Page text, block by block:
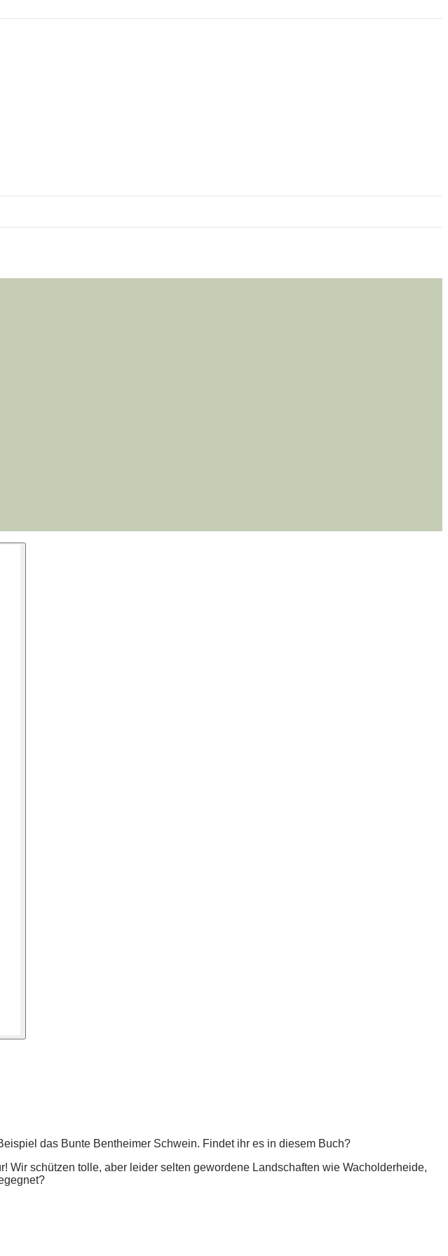
das Bunte Bentheimer Schwein. Findet ihr es in diesem Buch?
schützen tolle, aber leider selten gewordene Landschaften wie Wacholderheide,